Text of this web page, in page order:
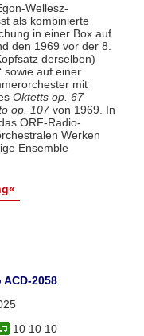
Wellesz-
als kombinierte
in einer Box auf
den 1969 vor der 8.
derselben)
sowie auf einer
mit
Oktetts op. 67
op. 107von 1969. In
ORF-Radio-
Werken
Ensemble
2058
10 10 10